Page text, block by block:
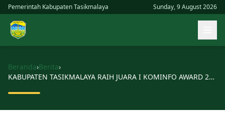
Skip
content
Pemerintah Kabupaten Tasikmalaya Sunday, 9 August 2026
Beranda›Berita›
KABUPATEN TASIKMALAYA RAIH JUARA I KOMINFO AWARD 2017